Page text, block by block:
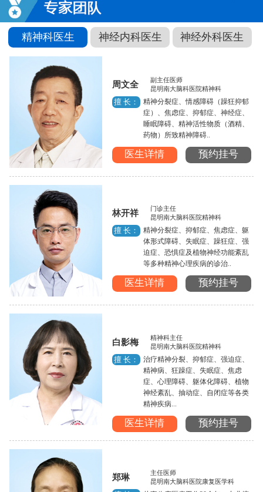
精神科医生 神经内科医生 神经外科医生
周文全
副主任医师
昆明南大脑科医院精神科
擅 长：
精神分裂症、情感障碍（躁狂抑郁
症）、焦虑症、抑郁症、神经症、
睡眠障碍、精神活性物质（酒精、
药物）所致精神障碍..
医生详情 预约挂号
林开祥
门诊主任
昆明南大脑科医院精神科
擅 长：
精神分裂症、抑郁症、焦虑症、躯
体形式障碍、失眠症、躁狂症、强
迫症、恐惧症及植物神经功能紊乱
等多种精神心理疾病的诊治..
医生详情 预约挂号
白影梅
精神科主任
昆明南大脑科医院精神科
擅 长：
治疗精神分裂、抑郁症、强迫症、
精神病、狂躁症、失眠症、焦虑
症、心理障碍、躯体化障碍、植物
神经紊乱、抽动症、自闭症等各类
精神疾病...
医生详情 预约挂号
郑琳
主任医师
昆明南大脑科医院康复医学科